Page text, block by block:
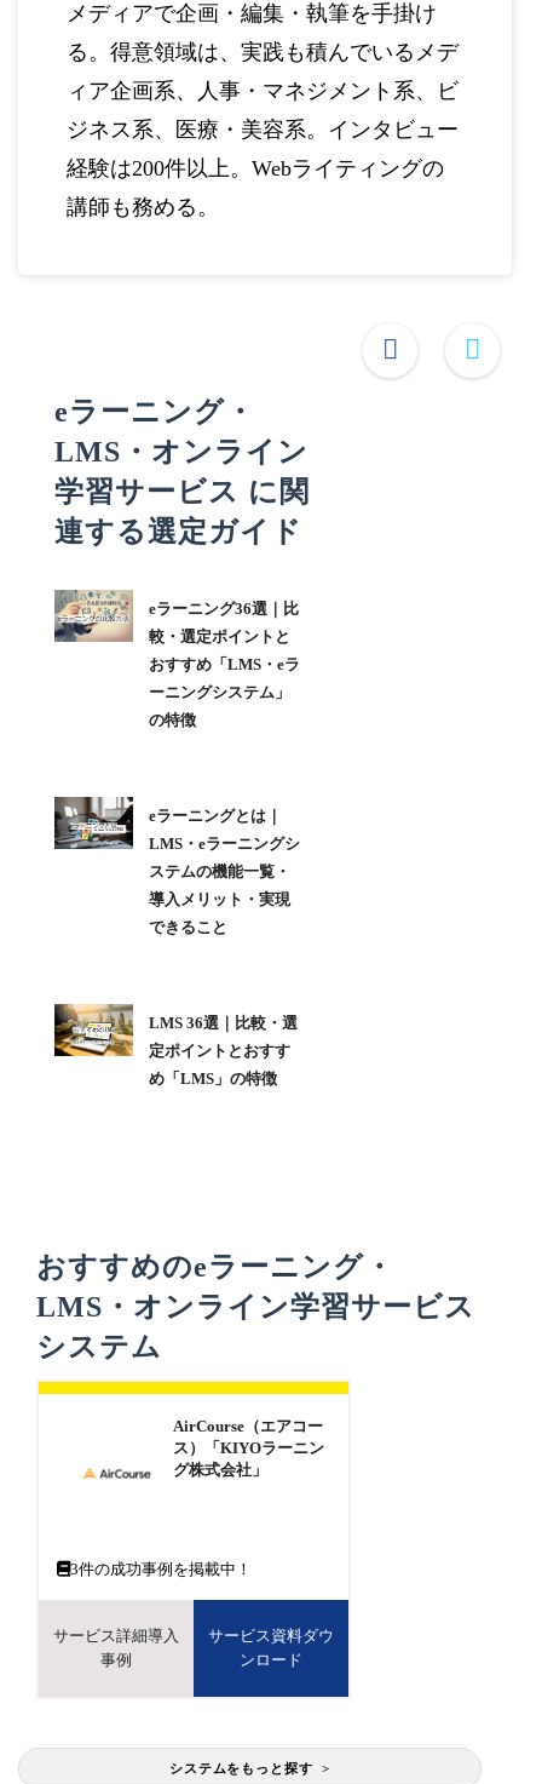
メディアで企画・編集・執筆を手掛け
る。得意領域は、実践も積んでいるメデ
ィア企画系、人事・マネジメント系、ビ
ジネス系、医療・美容系。インタビュー
経験は200件以上。Webライティングの
講師も務める。
eラーニング・
LMS・オンライン
学習サービス に関
連する選定ガイド
eラーニング36選｜比
較・選定ポイントと
おすすめ「LMS・eラ
ーニングシステム」
の特徴
eラーニングとは｜
LMS・eラーニングシ
ステムの機能一覧・
導入メリット・実現
できること
LMS 36選｜比較・選
定ポイントとおすす
め「LMS」の特徴
おすすめのeラーニング・
LMS・オンライン学習サービス
システム
AirCourse（エアコー
ス）「KIYOラーニン
グ株式会社」
3件の成功事例を掲載中！
サービス詳細導入
事例
サービス資料ダウ
ンロード
システムをもっと探す >